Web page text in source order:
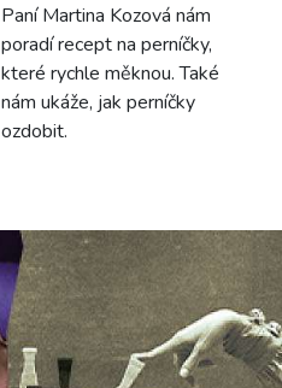
Paní Martina Kozová nám
poradí recept na perníčky,
které rychle měknou. Také
nám ukáže, jak perníčky
ozdobit.